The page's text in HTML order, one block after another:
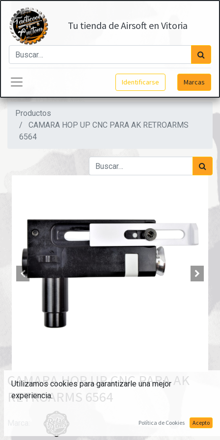
Tu tienda de Airsoft en Vitoria
Identificarse Marcas
Productos
CAMARA HOP UP CNC PARA AK RETROARMS
6564
CAMARA HOP UP CNC PARA AK
RETROARMS 6564
Utilizamos cookies para garantizarle una mejor
experiencia.
Política de Cookies Acepto